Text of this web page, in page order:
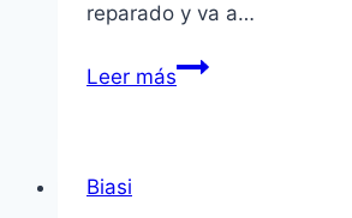
reparado y va a…
Leer másServicio
Biasi